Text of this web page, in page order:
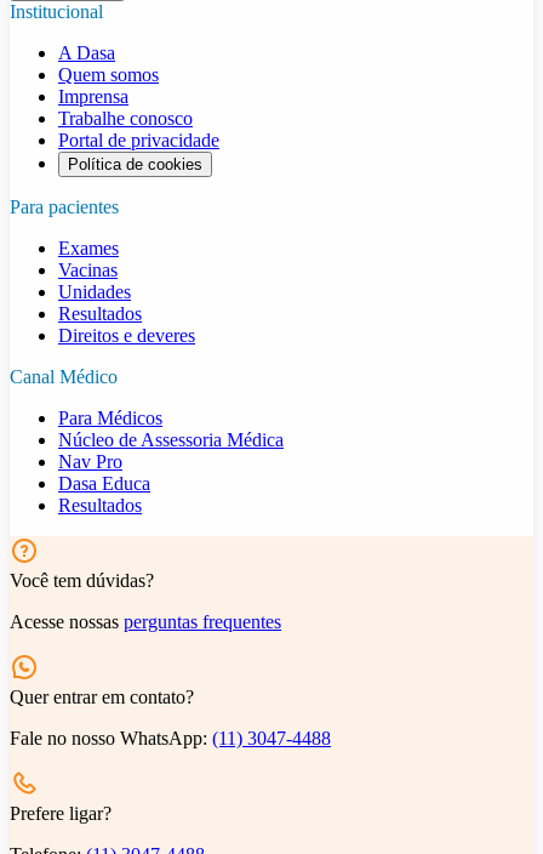
Institucional
A Dasa
Quem somos
Imprensa
Trabalhe conosco
Portal de privacidade
Política de cookies
Para pacientes
Exames
Vacinas
Unidades
Resultados
Direitos e deveres
Canal Médico
Para Médicos
Núcleo de Assessoria Médica
Nav Pro
Dasa Educa
Resultados
Você tem dúvidas?
Acesse nossas perguntas frequentes
Quer entrar em contato?
Fale no nosso WhatsApp: (11) 3047-4488
Prefere ligar?